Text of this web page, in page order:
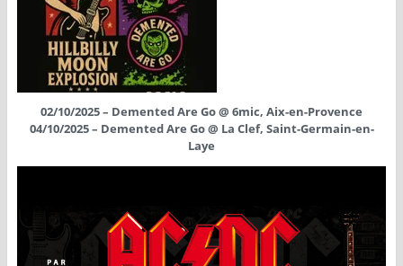
02/10/2025 – Demented Are Go @ 6mic, Aix-en-Provence
04/10/2025 – Demented Are Go @ La Clef, Saint-Germain-en-
Laye